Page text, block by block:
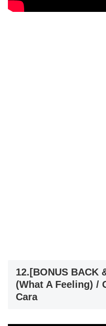
12.[BONUS BACK
(What A Feeling) /
Cara